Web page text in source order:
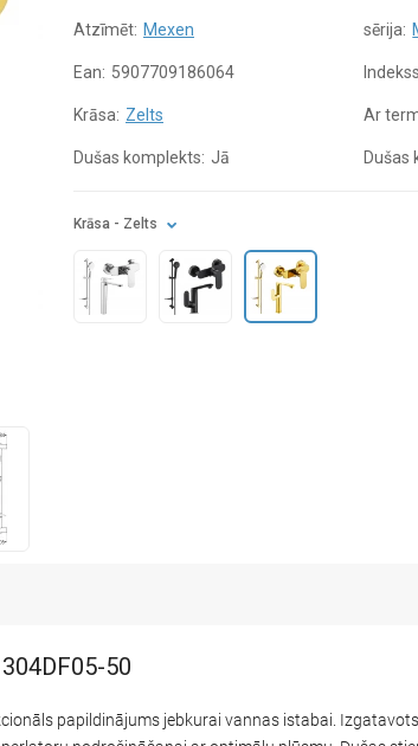
Atzīmēt: Mexen sērija:
Ean: 5907709186064
Krāsa: Zelts Ar
Dušas komplekts: Jā Dušas
Krāsa - Zelts
50
papildinājums jebkurai vannas istabai.